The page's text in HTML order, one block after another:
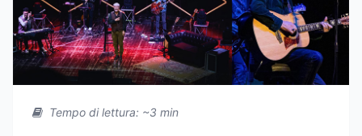
Tempo di lettura: ~3 min